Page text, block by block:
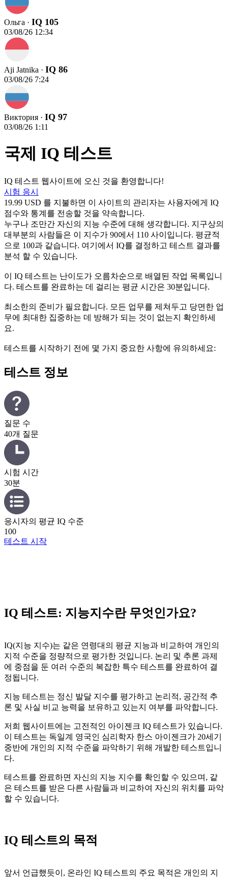
Ольга · IQ 105
03/08/26 12:34
Aji Jatnika · IQ 86
03/08/26 7:24
Виктория · IQ 97
03/08/26 1:11
국제 IQ 테스트
IQ 테스트 웹사이트에 오신 것을 환영합니다!
시험 응시
19.99 USD 를 지불하면 이 사이트의 관리자는 사용자에게 IQ
점수와 통계를 전송할 것을 약속합니다.
누구나 조만간 자신의 지능 수준에 대해 생각합니다. 지구상의
대부분의 사람들은 이 지수가 90에서 110 사이입니다. 평균적
으로 100과 같습니다. 여기에서 IQ를 결정하고 테스트 결과를
분석 할 수 있습니다.
이 IQ 테스트는 난이도가 오름차순으로 배열된 작업 목록입니
다. 테스트를 완료하는 데 걸리는 평균 시간은 30분입니다.
최소한의 준비가 필요합니다. 모든 업무를 제쳐두고 당면한 업
무에 최대한 집중하는 데 방해가 되는 것이 없는지 확인하세
요.
테스트를 시작하기 전에 몇 가지 중요한 사항에 유의하세요:
테스트 정보
질문 수
40개 질문
시험 시간
30분
응시자의 평균 IQ 수준
100
테스트 시작
IQ 테스트: 지능지수란 무엇인가요?
IQ(지능 지수)는 같은 연령대의 평균 지능과 비교하여 개인의
지적 수준을 정량적으로 평가한 것입니다. 논리 및 추론 과제
에 중점을 둔 여러 수준의 복잡한 특수 테스트를 완료하여 결
정됩니다.
지능 테스트는 정신 발달 지수를 평가하고 논리적, 공간적 추
론 및 사실 비교 능력을 보유하고 있는지 여부를 파악합니다.
저희 웹사이트에는 고전적인 아이젠크 IQ 테스트가 있습니다.
이 테스트는 독일계 영국인 심리학자 한스 아이젠크가 20세기
중반에 개인의 지적 수준을 파악하기 위해 개발한 테스트입니
다.
테스트를 완료하면 자신의 지능 지수를 확인할 수 있으며, 같
은 테스트를 받은 다른 사람들과 비교하여 자신의 위치를 파악
할 수 있습니다.
IQ 테스트의 목적
앞서 언급했듯이, 온라인 IQ 테스트의 주요 목적은 개인의 지